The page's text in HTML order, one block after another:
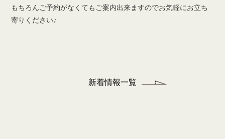
もちろんご予約がなくてもご案内出来ますのでお気軽にお立ち
寄りください♪
新着情報一覧